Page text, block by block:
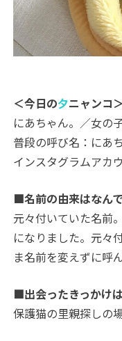
＜今日の夕ニャンコ＞
にあちゃん。／女の
普段の呼び名：にあ
インスタグラムアカ
■名前の由来はなん
元々付いていた名前
になりました。元々
ま名前を変えずに呼
■出会ったきっかけ
保護猫の里親探しの